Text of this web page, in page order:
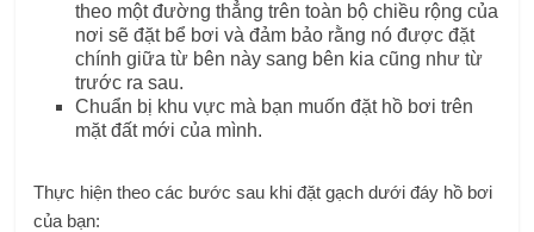
theo một đường thẳng trên toàn bộ chiều rộng của
nơi sẽ đặt bể bơi và đảm bảo rằng nó được đặt
chính giữa từ bên này sang bên kia cũng như từ
trước ra sau.
Chuẩn bị khu vực mà bạn muốn đặt hồ bơi trên
mặt đất mới của mình.
Thực hiện theo các bước sau khi đặt gạch dưới đáy hồ bơi
của bạn: